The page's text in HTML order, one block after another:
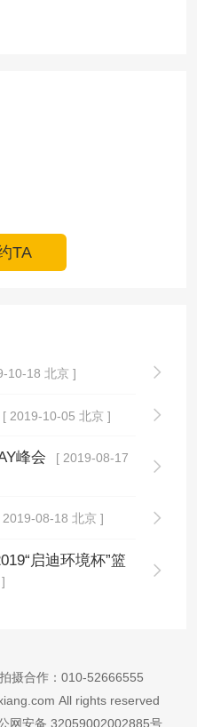
TA
10-18 北京 ]
[ 2019-10-05 北京 ]
峰会
[ 2019-08-17
2019-08-18 北京 ]
启迪环境杯”篮
摄合作： 010-52666555
All rights reserved
网安备 32059002002885号